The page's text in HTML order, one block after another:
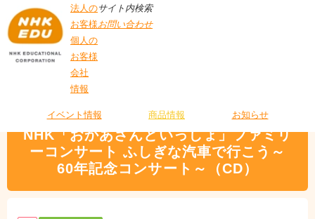
法人の
お客様
個人の
お客様
会社
情報
サイト内検索
お問い合わせ
イベント情報 商品情報 お知らせ
サート ふしぎな汽車で行こう～60年記念コンサート～（CD）
NHK「おかあさんといっしょ」ファミリ
ーコンサート ふしぎな汽車で行こう～
60年記念コンサート～（CD）